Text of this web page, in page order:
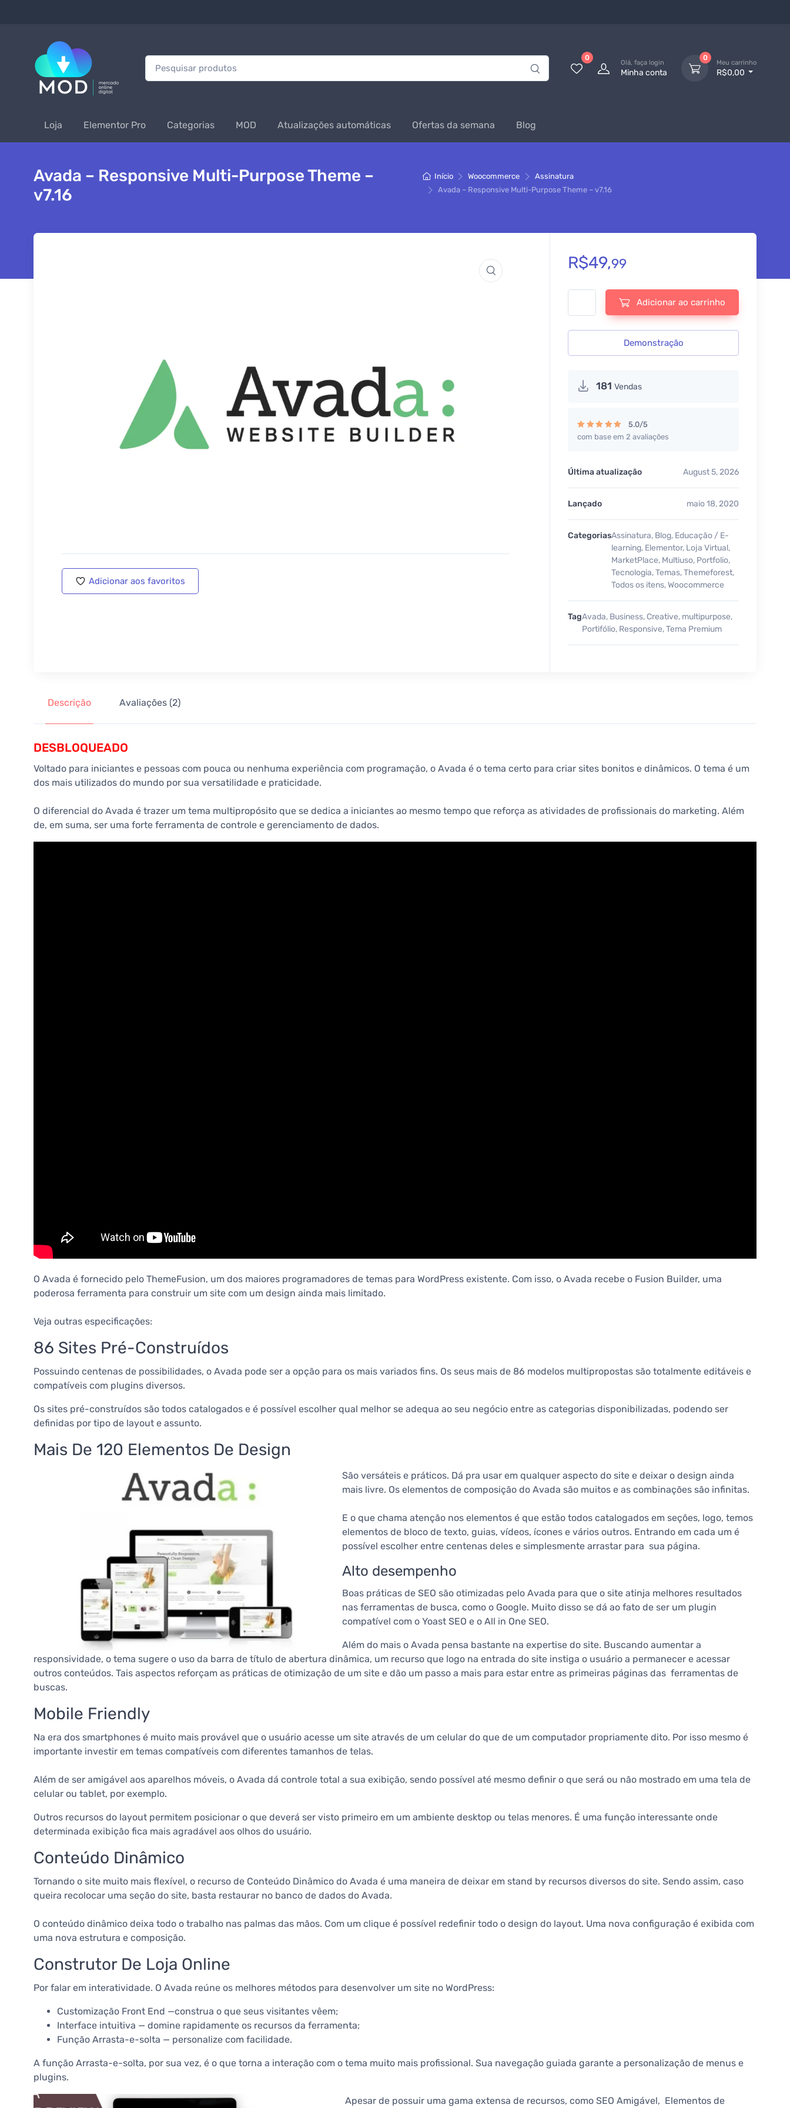
Procurar: 0
Olá, faça login
Minha conta
0
Meu carrinho
R$0,00
Loja Elementor Pro Categorias MOD Atualizações automáticas Ofertas da semana Blog
Início Woocommerce
Assinatura
Avada – Responsive Multi-Purpose Theme – v7.16
Avada – Responsive Multi-Purpose Theme –
v7.16
Adicionar aos favoritos
R$49,99
Avada - Responsive Multi-Purpose Theme - v7.16
Adicionar ao carrinho
Demonstração
181 Vendas
de 5
5.0/5
com base em 2 avaliações
Última atualização August 5, 2026
Lançado maio 18, 2020
CategoriasAssinatura, Blog, Educação / E-
learning, Elementor, Loja Virtual,
MarketPlace, Multiuso, Portfolio,
Tecnologia,Temas,Themeforest,
Todos os itens,Woocommerce
TagAvada, Business, Creative, multipurpose,
Portifólio, Responsive,Tema Premium
Descrição Avaliações (2)
DESBLOQUEADO
Voltado para iniciantes e pessoas com pouca ou nenhuma experiência com programação, o Avada é o tema certo para criar sites bonitos e dinâmicos. O tema é um
dos mais utilizados do mundo por sua versatilidade e praticidade.
O diferencial do Avada é trazer um tema multipropósito que se dedica a iniciantes ao mesmo tempo que reforça as atividades de profissionais do marketing. Além
de, em suma, ser uma forte ferramenta de controle e gerenciamento de dados.
O Avada é fornecido pelo ThemeFusion, um dos maiores programadores de temas para WordPress existente. Com isso, o Avada recebe o Fusion Builder, uma
poderosa ferramenta para construir um site com um design ainda mais limitado.
Veja outras especificações:
86 Sites Pré-Construídos
Possuindo centenas de possibilidades, o Avada pode ser a opção para os mais variados fins. Os seus mais de 86 modelos multipropostas são totalmente editáveis e
compatíveis com plugins diversos.
Os sites pré-construídos são todos catalogados e é possível escolher qual melhor se adequa ao seu negócio entre as categorias disponibilizadas, podendo ser
definidas por tipo de layout e assunto.
Mais De 120 Elementos De Design
São versáteis e práticos. Dá pra usar em qualquer aspecto do site e deixar o design ainda
mais livre. Os elementos de composição do Avada são muitos e as combinações são infinitas.
E o que chama atenção nos elementos é que estão todos catalogados em seções, logo, temos
elementos de bloco de texto, guias, vídeos, ícones e vários outros. Entrando em cada um é
possível escolher entre centenas deles e simplesmente arrastar para sua página.
Alto desempenho
Boas práticas de SEO são otimizadas pelo Avada para que o site atinja melhores resultados
nas ferramentas de busca, como o Google. Muito disso se dá ao fato de ser um plugin
compatível com o Yoast SEO e o All in One SEO.
Além do mais o Avada pensa bastante na expertise do site. Buscando aumentar a
responsividade, o tema sugere o uso da barra de título de abertura dinâmica, um recurso que logo na entrada do site instiga o usuário a permanecer e acessar
outros conteúdos. Tais aspectos reforçam as práticas de otimização de um site e dão um passo a mais para estar entre as primeiras páginas das ferramentas de
buscas.
Mobile Friendly
Na era dos smartphones é muito mais provável que o usuário acesse um site através de um celular do que de um computador propriamente dito. Por isso mesmo é
importante investir em temas compatíveis com diferentes tamanhos de telas.
Além de ser amigável aos aparelhos móveis, o Avada dá controle total a sua exibição, sendo possível até mesmo definir o que será ou não mostrado em uma tela de
celular ou tablet, por exemplo.
Outros recursos do layout permitem posicionar o que deverá ser visto primeiro em um ambiente desktop ou telas menores. É uma função interessante onde
determinada exibição fica mais agradável aos olhos do usuário.
Conteúdo Dinâmico
Tornando o site muito mais flexível, o recurso de Conteúdo Dinâmico do Avada é uma maneira de deixar em stand by recursos diversos do site. Sendo assim, caso
queira recolocar uma seção do site, basta restaurar no banco de dados do Avada.
O conteúdo dinâmico deixa todo o trabalho nas palmas das mãos. Com um clique é possível redefinir todo o design do layout. Uma nova configuração é exibida com
uma nova estrutura e composição.
Construtor De Loja Online
Por falar em interatividade. O Avada reúne os melhores métodos para desenvolver um site no WordPress:
Customização Front End —construa o que seus visitantes vêem;
Interface intuitiva — domine rapidamente os recursos da ferramenta;
Função Arrasta-e-solta — personalize com facilidade.
A função Arrasta-e-solta, por sua vez, é o que torna a interação com o tema muito mais profissional. Sua navegação guiada garante a personalização de menus e
plugins.
Apesar de possuir uma gama extensa de recursos, como SEO Amigável, Elementos de